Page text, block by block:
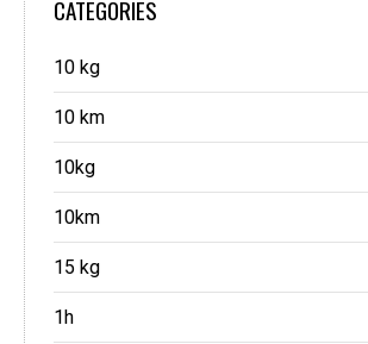
CATEGORIES
10 kg
10 km
10kg
10km
15 kg
1h